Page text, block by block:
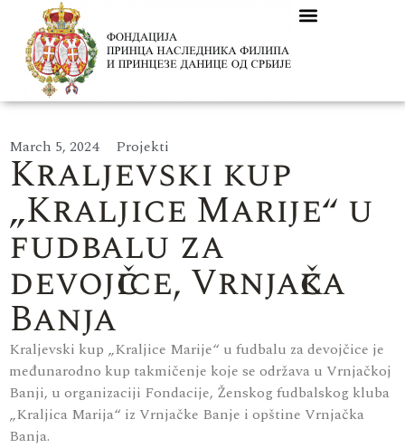
March 5, 2024 Projekti
Kraljevski kup
„Kraljice Marije“ u
fudbalu za
devojčice, Vrnjačka
Banja
Kraljevski kup „Kraljice Marije“ u fudbalu za devojčice je
međunarodno kup takmičenje koje se održava u Vrnjačkoj
Banji, u organizaciji Fondacije, Ženskog fudbalskog kluba
„Kraljica Marija“ iz Vrnjačke Banje i opštine Vrnjačka
Banja.